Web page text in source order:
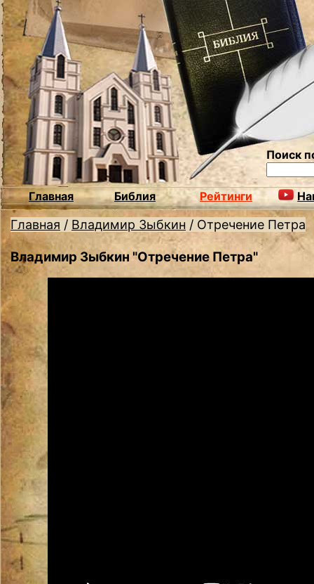
Поиск
Главная Библия Рейтинги
Главная / Владимир Зыбкин / Отречение Петра
Владимир Зыбкин "Отречение Петра"